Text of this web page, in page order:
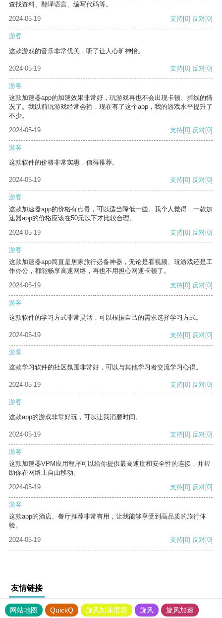
查找资料、翻译语言、编写代码等。
2024-05-19
支持[0] 反对[0]
游客
这款游戏的音乐非常优美，听了让人心旷神怡。
2024-05-19 支持[0] 反对[0]
游客
这款加速器app的加速效果非常好，玩游戏再也不会出现卡顿、掉线的情
况了。我以前玩游戏经常会输，现在有了这个app，我的游戏水平提升了
不少。
2024-05-19
支持[0] 反对[0]
游客
这款软件的价格非常实惠，值得推荐。
2024-05-19 支持[0] 反对[0]
游客
这款加速器app的价格有点贵，可以适当降低一些。我个人觉得，一款加
速器app的价格应该在50元以下才比较合理。
2024-05-19
支持[0] 反对[0]
游客
这款加速器app简直是居家旅行必备神器，无论是看视频、玩游戏还是工
作办公，都能畅享高速网络，再也不用担心网速卡顿了。
2024-05-19
支持[0] 反对[0]
游客
这款软件的学习方式非常灵活，可以根据自己的需求选择学习方式。
2024-05-19 支持[0] 反对[0]
游客
这款学习软件的社区氛围非常好，可以与其他学习者交流学习心得。
2024-05-19 支持[0] 反对[0]
游客
这款app的游戏非常好玩，可以让我消磨时间。
2024-05-19 支持[0] 反对[0]
游客
这款加速器VPM应用程序可以给你提供最高速度和安全性的连接，并帮
助你在网络上自由移动。
2024-05-19
支持[0] 反对[0]
游客
这款app的酒店、餐厅推荐非常有用，让我能够享受到高品质的旅行体
验。
2024-05-19
支持[0] 反对[0]
友情链接
网站地图 QuickQ 旋风加速度器 旋风 旋风加速